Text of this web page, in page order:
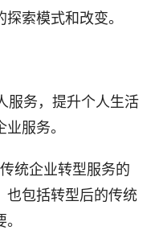
索模式和改变。
服务，提升个人生活
服务。
统企业转型服务的
也包括转型后的传统